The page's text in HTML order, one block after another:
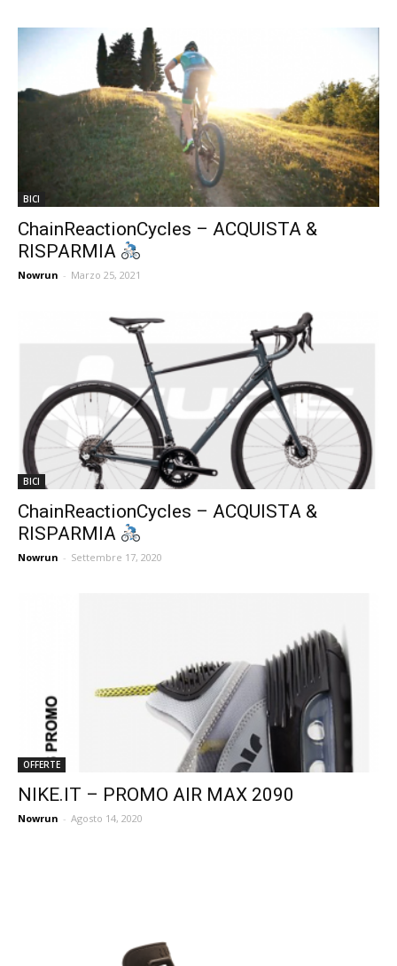
BICI
ChainReactionCycles – ACQUISTA &
RISPARMIA
Nowrun - Marzo 25, 2021
BICI
ChainReactionCycles – ACQUISTA &
RISPARMIA
Nowrun - Settembre 17, 2020
OFFERTE
NIKE.IT – PROMO AIR MAX 2090
Nowrun - Agosto 14, 2020